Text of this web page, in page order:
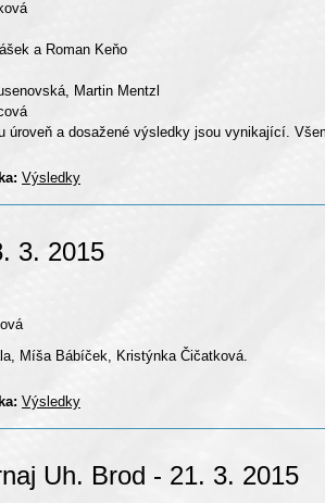
a Roman Keňo
Martin Mentzl
úroveň a dosažené výsledky jsou vynikající.
Výsledky
3. 2015
Míša Bábíček, Kristýnka Čičatková.
Výsledky
Uh. Brod - 21. 3. 2015